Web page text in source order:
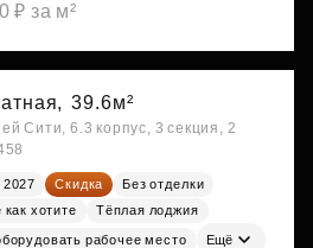
₽ за м²
39.6м²
Сити, 6.3 корпус, 3 секция, 2
2027 Скидка
Без отделки
хотите
Тёплая лоджия
рабочее место Ещё